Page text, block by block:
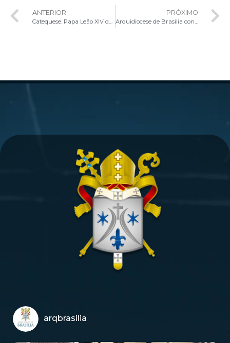
ANTERIOR
Catequese: Papa Leão XIV destaca que a liturgia deve transformar a fé celebrada em testemunho de vida
PRÓXIMO
Arquidiocese de Brasília convida fiéis para a Vigília de Pentecostes na Catedral Metropolitana
arqbrasilia